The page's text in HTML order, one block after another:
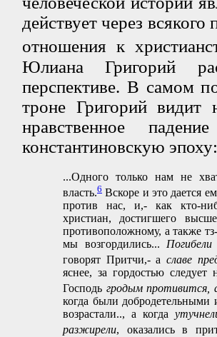
действует через
отношения к
Юлиана Григорий
перспективе. В самом
троне Григорий видит
нравственное
константиновскую эпоху:
...Одного только нам не
власть.6 Вскоре и это дается
против нас, и,- как кто-
христиан, достигшего
противоположному, а также
мы возгордились...
говорят Притчи,- а славе
яснее, за гордостью
Господь гродым противится,
когда были
возрастали.., а когда
разжирели, оказались в